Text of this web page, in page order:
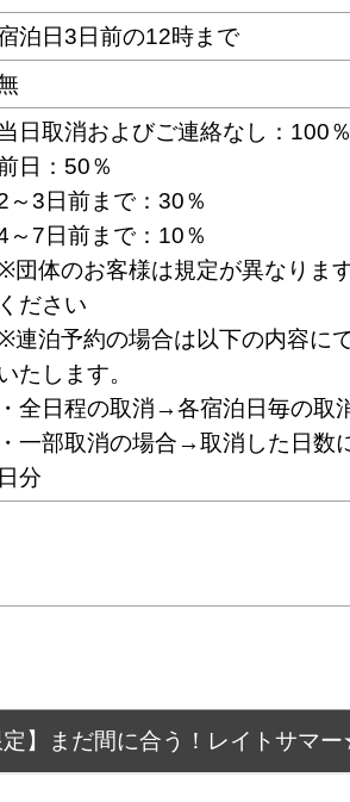
泊日3日前の12時まで
日取消およびご連絡なし：100
日：50％
～3日前まで：30％
～7日前まで：10％
団体のお客様は規定が異なりま
ください
連泊予約の場合は以下の内容に
たします。
・全日程の取消→各宿泊日毎の取
・一部取消の場合→取消した日数
日分
定】まだ間に合う！レイトサマ